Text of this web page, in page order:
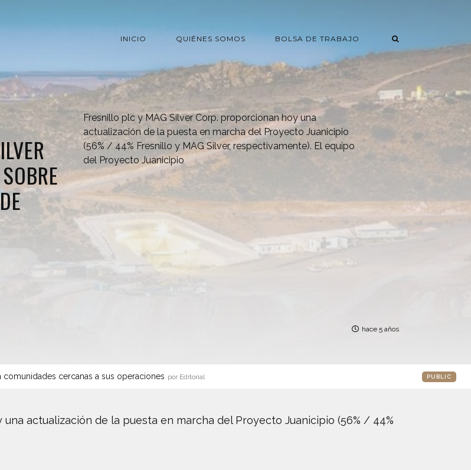
INICIO QUIÉNES SOMOS BOLSA DE TRABAJO
Fresnillo plc y MAG Silver Corp. proporcionan hoy una
actualización de la puesta en marcha del Proyecto Juanicipio
(56% / 44% Fresnillo y MAG Silver, respectivamente). El equipo
del Proyecto Juanicipio
hace 5 años
cercanas a sus operaciones por Editorial PUBLIC
actualización de la puesta en marcha del Proyecto Juanicipio (56% / 44%